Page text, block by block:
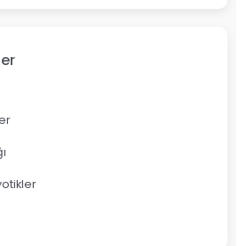
Hakkında Bilmeniz Gerekenler
Matı Nedir? Detaylı Rehber
ve Kullanım Alanları Nelerdir?